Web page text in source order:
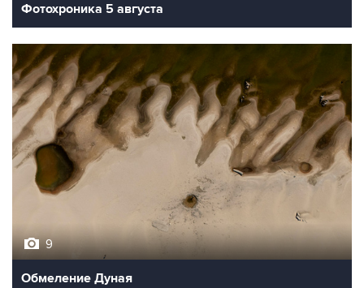
Фотохроника 5 августа
9
Обмеление Дуная